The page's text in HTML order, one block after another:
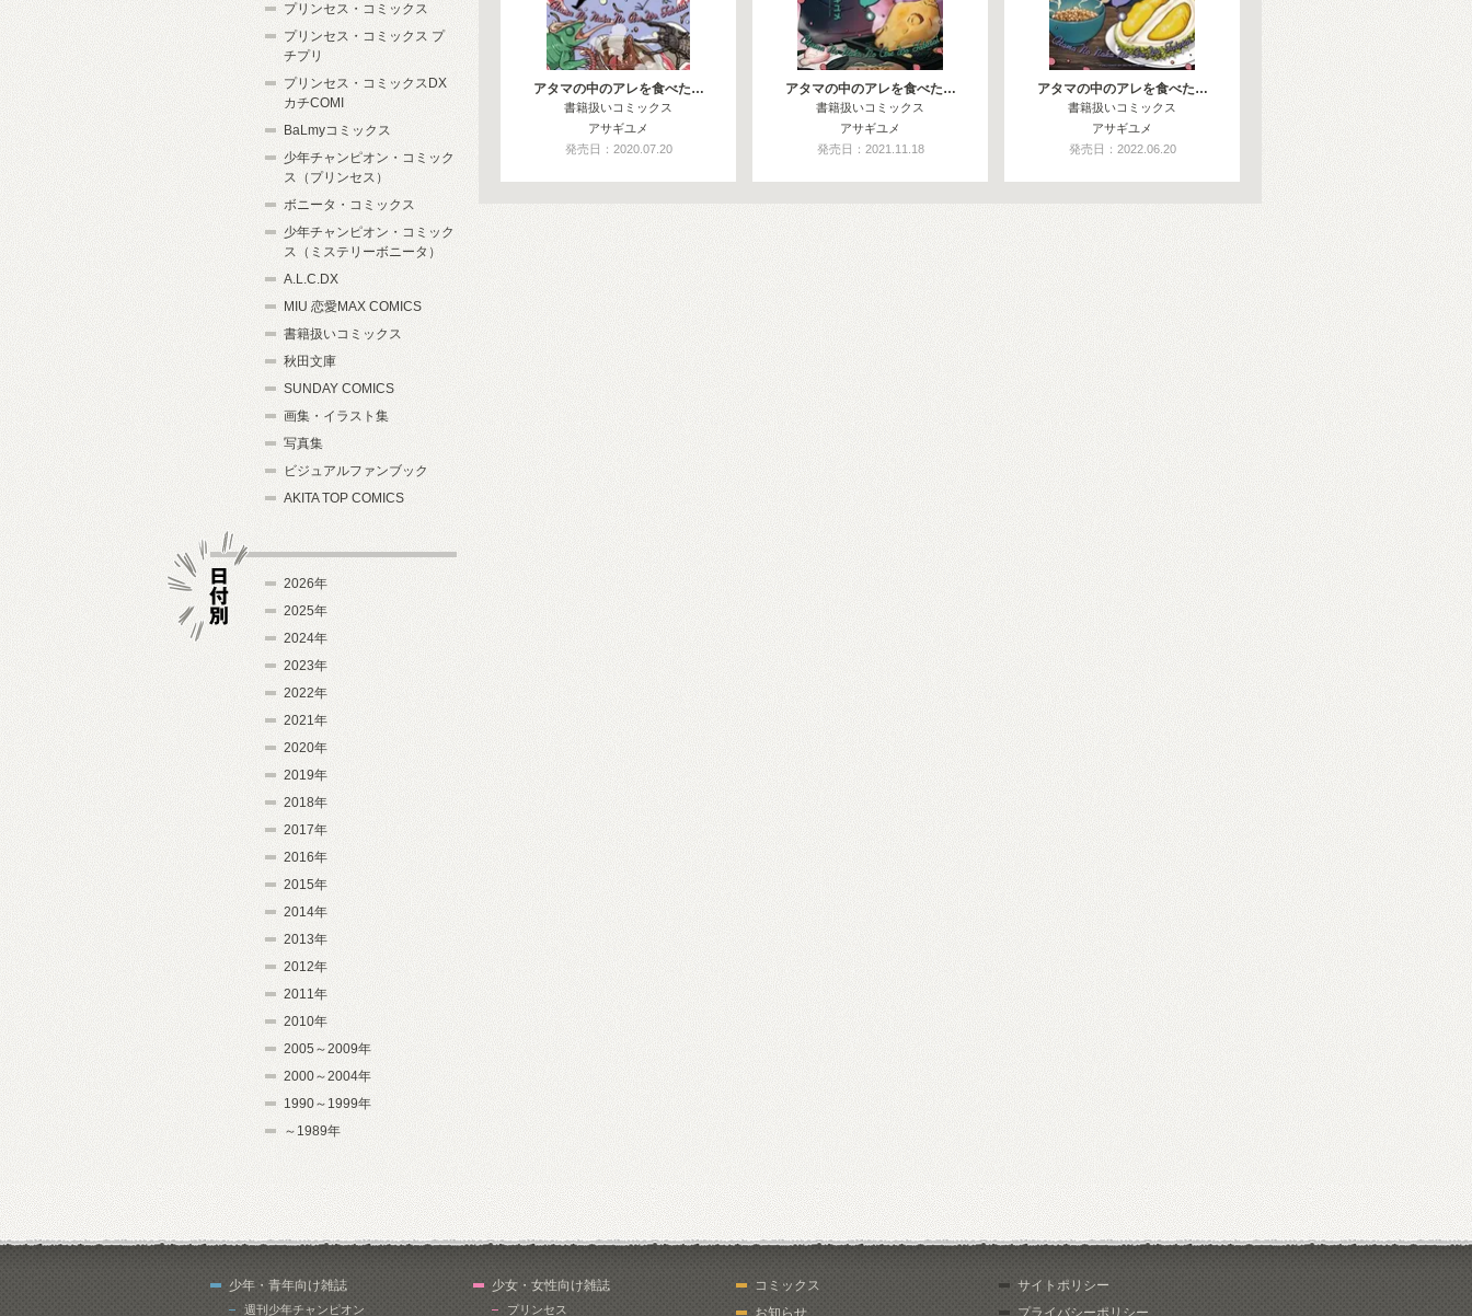
アタマの中のアレを食べた…
書籍扱いコミックス
アサギユメ
発売日：2020.07.20
アタマの中のアレを食べた…
書籍扱いコミックス
アサギユメ
発売日：2021.11.18
アタマの中のアレを食べた…
書籍扱いコミックス
アサギユメ
発売日：2022.06.20
プリンセス・コミックス
プリンセス・コミックス プ
チプリ
プリンセス・コミックスDX
カチCOMI
BaLmyコミックス
少年チャンピオン・コミック
ス（プリンセス）
ボニータ・コミックス
少年チャンピオン・コミック
ス（ミステリーボニータ）
A.L.C.DX
MIU 恋愛MAX COMICS
書籍扱いコミックス
秋田文庫
SUNDAY COMICS
画集・イラスト集
写真集
ビジュアルファンブック
AKITA TOP COMICS
2026年
2025年
2024年
2023年
2022年
2021年
2020年
2019年
2018年
2017年
2016年
2015年
2014年
2013年
2012年
2011年
2010年
2005～2009年
2000～2004年
1990～1999年
～1989年
少年・青年向け雑誌
週刊少年チャンピオン
少女・女性向け雑誌
プリンセス
コミックス
お知らせ
サイトポリシー
プライバシーポリシー